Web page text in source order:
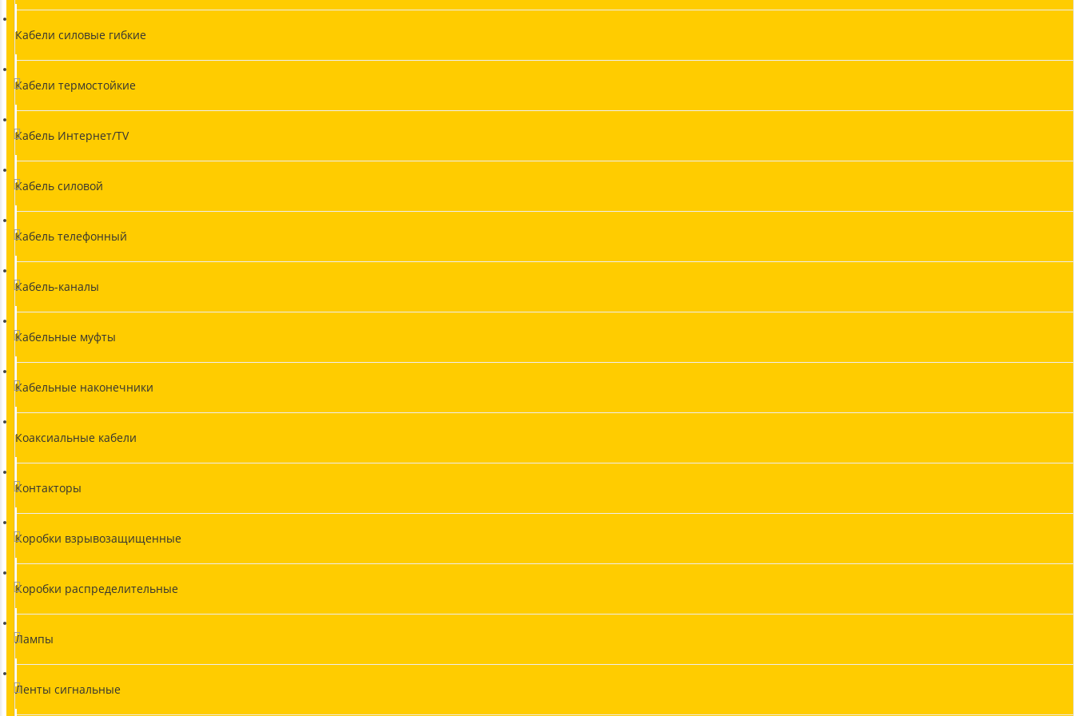
Кабели силовые гибкие
Кабели термостойкие
Кабель Интернет/TV
Кабель силовой
Кабель телефонный
Кабель-каналы
Кабельные муфты
Кабельные наконечники
Коаксиальные кабели
Контакторы
Коробки взрывозащищенные
Коробки распределительные
Лампы
Ленты сигнальные